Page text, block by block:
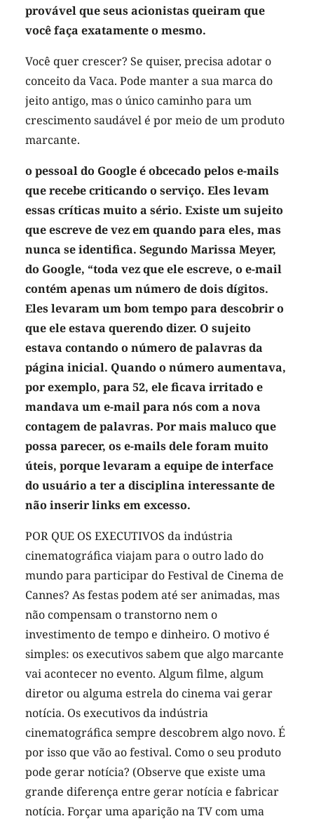
provável que seus acionistas queiram que
você faça exatamente o mesmo.
Você quer crescer? Se quiser, precisa adotar o
conceito da Vaca. Pode manter a sua marca do
jeito antigo, mas o único caminho para um
crescimento saudável é por meio de um produto
marcante.
o pessoal do Google é obcecado pelos e-mails
que recebe criticando o serviço. Eles levam
essas críticas muito a sério. Existe um sujeito
que escreve de vez em quando para eles, mas
nunca se identifica. Segundo Marissa Meyer,
do Google, “toda vez que ele escreve, o e-mail
contém apenas um número de dois dígitos.
Eles levaram um bom tempo para descobrir o
que ele estava querendo dizer. O sujeito
estava contando o número de palavras da
página inicial. Quando o número aumentava,
por exemplo, para 52, ele ficava irritado e
mandava um e-mail para nós com a nova
contagem de palavras. Por mais maluco que
possa parecer, os e-mails dele foram muito
úteis, porque levaram a equipe de interface
do usuário a ter a disciplina interessante de
não inserir links em excesso.
POR QUE OS EXECUTIVOS da indústria
cinematográfica viajam para o outro lado do
mundo para participar do Festival de Cinema de
Cannes? As festas podem até ser animadas, mas
não compensam o transtorno nem o
investimento de tempo e dinheiro. O motivo é
simples: os executivos sabem que algo marcante
vai acontecer no evento. Algum filme, algum
diretor ou alguma estrela do cinema vai gerar
notícia. Os executivos da indústria
cinematográfica sempre descobrem algo novo. É
por isso que vão ao festival. Como o seu produto
pode gerar notícia? (Observe que existe uma
grande diferença entre gerar notícia e fabricar
notícia. Forçar uma aparição na TV com uma